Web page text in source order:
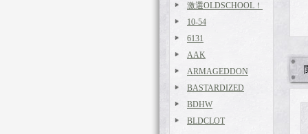
激選OLDSCHOOL！
10-54
6131
AAK
ARMAGEDDON
BASTARDIZED
BDHW
BLDCLOT